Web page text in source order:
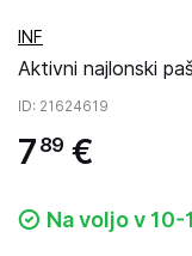
INF
Aktivni najlonski
ID: 21624619
7 89 €
Na voljo v